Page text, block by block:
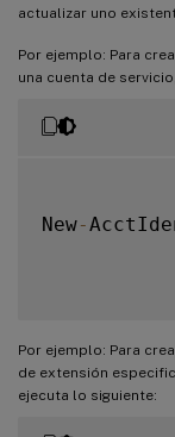
actualizar uno
Por ejemplo: Para
una cuenta de
New-
Por ejemplo: Para
de extensión
ejecuta lo siguiente: